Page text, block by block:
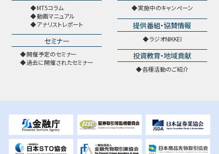
MT5コラム
動画マニュアル
アナリストレポート
セミナー
開催予定のセミナー
過去に開催されたセミナー
実施中のキャンペーン
提供番組・協賛情報
ラジオNIKKEI
投資教育・地域貢献
各種活動のご紹介